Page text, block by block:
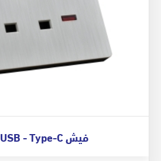
فيش USB - Type-C لؤلؤي